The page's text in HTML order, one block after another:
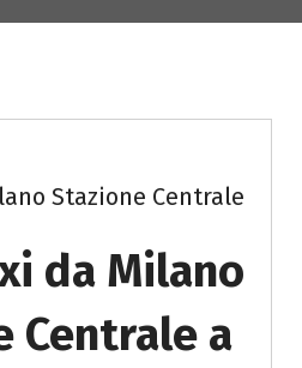
Stazione Centrale
da Milano
Centrale a